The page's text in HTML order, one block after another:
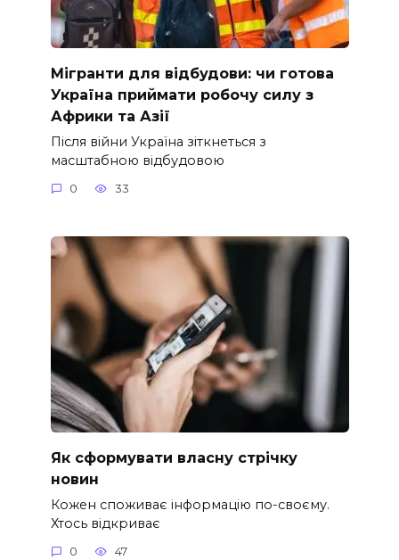
Мігранти для відбудови: чи готова
Україна приймати робочу силу з
Африки та Азії
Після війни Україна зіткнеться з
масштабною відбудовою
0 33
Як сформувати власну стрічку
новин
Кожен споживає інформацію по-своєму.
Хтось відкриває
0 47